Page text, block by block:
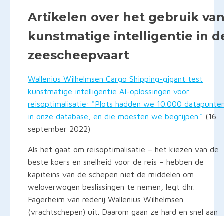
Artikelen over het gebruik
kunstmatige intelligentie in
zeescheepvaart
Wallenius Wilhelmsen Cargo Shipping-gigant test
kunstmatige intelligentie AI-oplossingen voor
reisoptimalisatie: "Plots hadden we 10.000
in onze database, en die moesten we begrijpen." (16
september 2022)
Als het gaat om reisoptimalisatie – het kiezen van de
beste koers en snelheid voor de reis – hebben de
kapiteins van de schepen niet de middelen om
weloverwogen beslissingen te nemen, legt dhr.
Fagerheim van rederij Wallenius Wilhelmsen
(vrachtschepen) uit. Daarom gaan ze hard en snel aan